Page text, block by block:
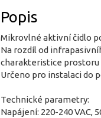
Popis
Mikrovlné aktivní čidlo
Na rozdíl od
charakteristice prostoru
Určeno pro instalaci do
Technické parametry:
Napájení: 220-240 VAC,